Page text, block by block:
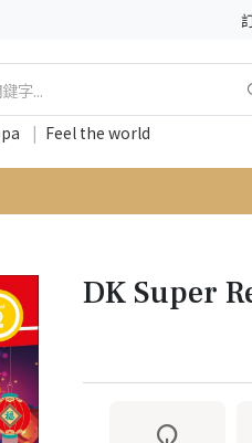
| Feel the world
DK Super